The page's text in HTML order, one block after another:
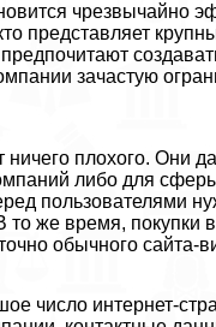
чрезвычайно
представляет
зачастую
ничего плохого. Они
либо для сферы
пользователями
же время, покупки
обычного сайта-
число интернет-